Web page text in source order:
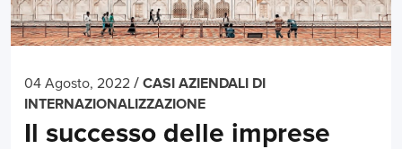
04 Agosto, 2022 / CASI AZIENDALI DI
INTERNAZIONALIZZAZIONE
Il successo delle imprese